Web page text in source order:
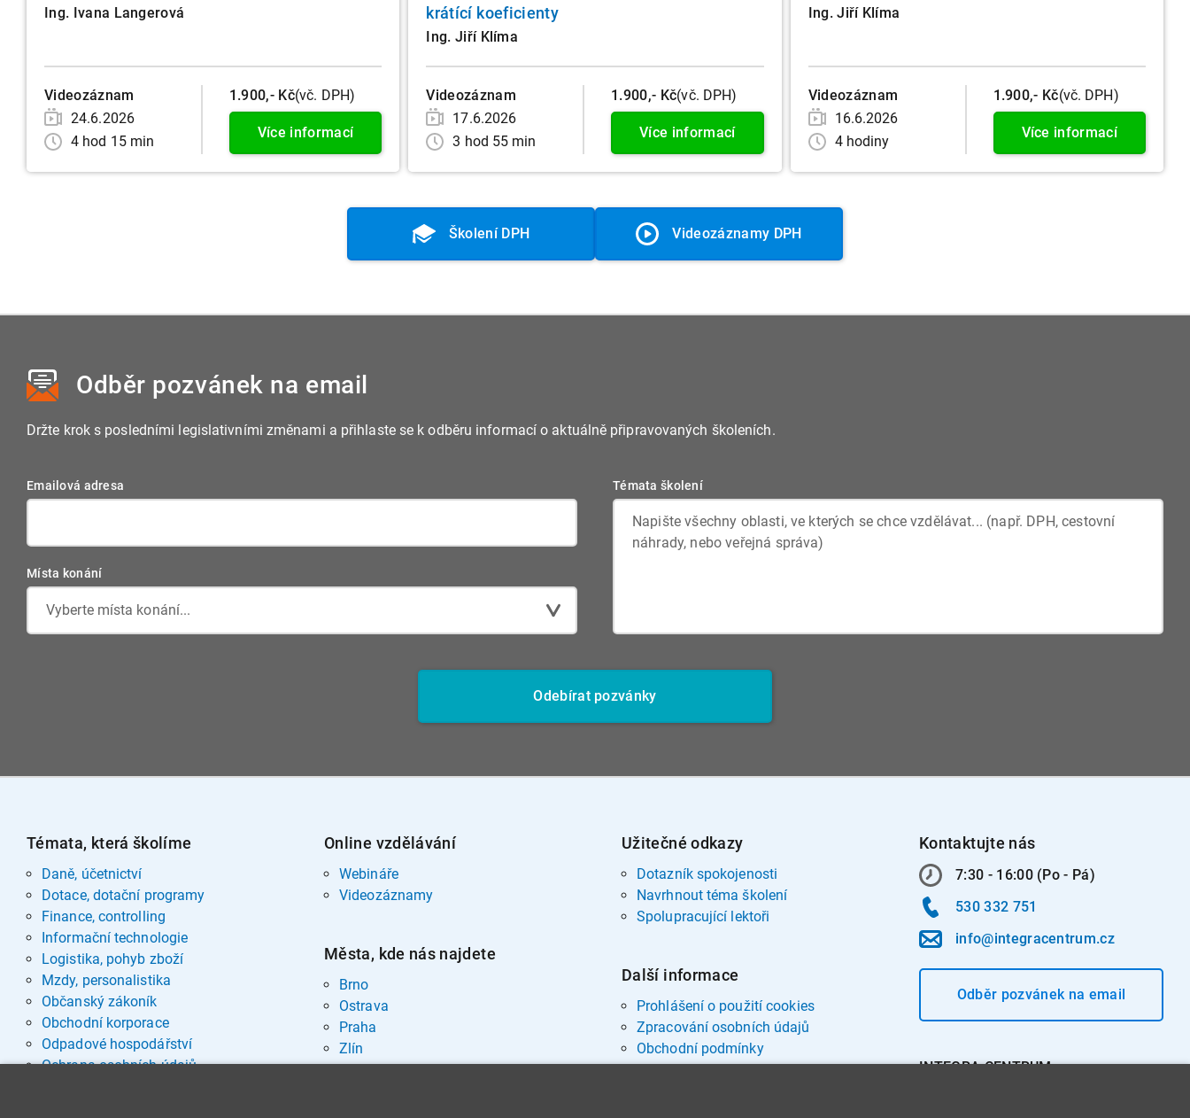
Ing. Ivana Langerová
Videozáznam
24.6.2026
4 hod 15 min
1.900,- Kč(vč. DPH)
Více informací
krátící koeficienty
Ing. Jiří Klíma
Videozáznam
17.6.2026
3 hod 55 min
1.900,- Kč(vč. DPH)
Více informací
Ing. Jiří Klíma
Videozáznam
16.6.2026
4 hodiny
1.900,- Kč(vč. DPH)
Více informací
Školení DPH Videozáznamy DPH
Odběr pozvánek na email
Držte krok s posledními legislativními změnami a přihlaste se k odběru informací o aktuálně připravovaných školeních.
Emailová adresa
Místa konání
Vyberte místa konání...
Témata školení
Odebírat pozvánky
Témata, která školíme
Daně, účetnictví
Dotace, dotační programy
Finance, controlling
Informační technologie
Logistika, pohyb zboží
Mzdy, personalistika
Občanský zákoník
Obchodní korporace
Odpadové hospodářství
Ochrana osobních údajů
Online vzdělávání
Webináře
Videozáznamy
Města, kde nás najdete
Brno
Ostrava
Praha
Zlín
Užitečné odkazy
Dotazník spokojenosti
Navrhnout téma školení
Spolupracující lektoři
Další informace
Prohlášení o použití cookies
Zpracování osobních údajů
Obchodní podmínky
Kontaktujte nás
7:30 - 16:00 (Po - Pá)
530 332 751
info@integracentrum.cz
Odběr pozvánekna email
INTEGRA CENTRUM s.r.o.